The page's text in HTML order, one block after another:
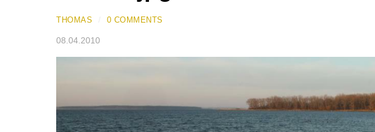
THOMAS 0 COMMENTS
08.04.2010